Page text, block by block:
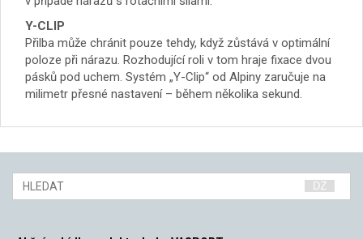
Y-CLIP
Přilba může chránit pouze tehdy, když zůstává v optimální
poloze při nárazu. Rozhodující roli v tom hraje fixace dvou
pásků pod uchem. Systém „Y-Clip“ od Alpiny zaručuje na
milimetr přesné nastavení – během několika sekund.